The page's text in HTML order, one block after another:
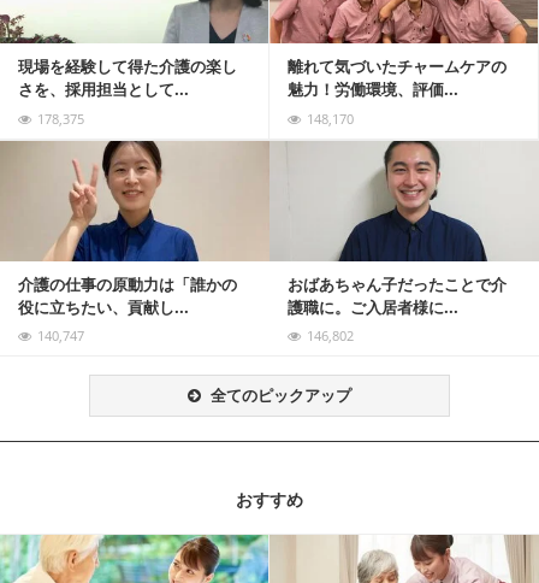
現場を経験して得た介護の楽し
さを、採用担当として...
178,375
離れて気づいたチャームケアの
魅力！労働環境、評価...
148,170
介護の仕事の原動力は「誰かの
役に立ちたい、貢献し...
140,747
おばあちゃん子だったことで介
護職に。ご入居者様に...
146,802
全てのピックアップ
おすすめ
記事を読む